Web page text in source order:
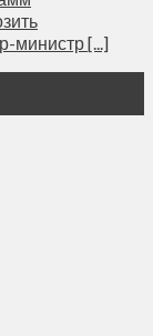
министр [...]